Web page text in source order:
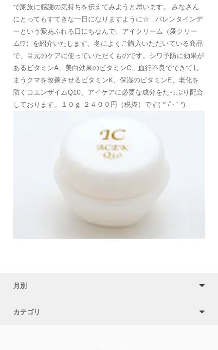
で家族に感謝の気持ちを伝えてみようと思います。 みなさん
にとってもすてきな一日になりますように☆ バレンタインデ
ーという愛あふれる日にちなんで、アイクリーム（愛クリー
ム!?）を紹介いたします。冬によくご購入いただいている商品
で、目元のケアに使っていただくものです。シワ予防に効果が
あるビタミンA、美白効果のビタミンC、血行不良でできてし
まうクマを改善させるビタミンK、保湿のビタミンE、老化を
防ぐコエンザイムQ10、アイケアに必要な成分をたっぷり配合
しております。１０ｇ ２４００円（税抜）です( *´ސު｀*)
月別
カテゴリ